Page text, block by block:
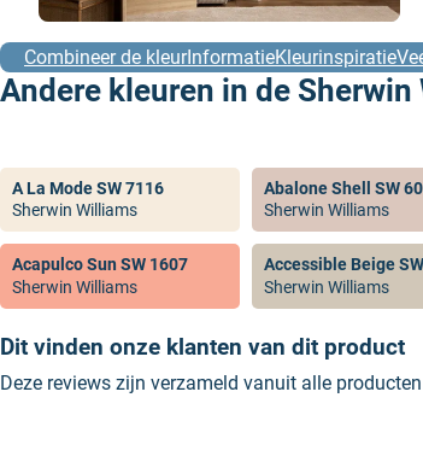
Combineer de kleurInformatieKleurinspiratie
Andere kleuren in de
A La Mode SW 7116
Sherwin Williams
Abalone Shell SW
Sherwin Williams
Acapulco Sun SW 1607
Sherwin Williams
Accessible Beige
Sherwin Williams
Dit vinden onze klanten van dit product
Deze reviews zijn verzameld vanuit alle